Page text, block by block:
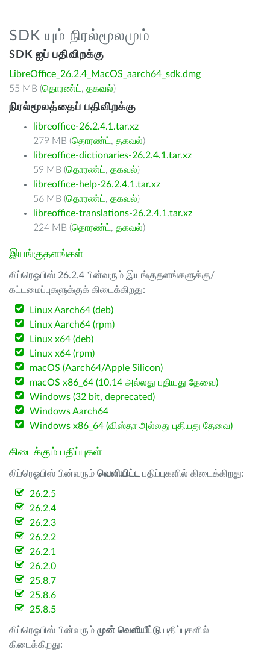
SDK யும் நிரல்மூலமும்
SDK ஐப் பதிவிறக்கு
LibreOffice_26.2.4_MacOS_aarch64_sdk.dmg
55 MB (தொரண்ட் , தகவல்)
நிரல்மூலத்தைப் பதிவிறக்கு
libreoffice-26.2.4.1.tar.xz
279 MB (தொரண்ட் , தகவல்)
libreoffice-dictionaries-26.2.4.1.tar.xz
59 MB (தொரண்ட் , தகவல்)
libreoffice-help-26.2.4.1.tar.xz
56 MB (தொரண்ட் , தகவல்)
libreoffice-translations-26.2.4.1.tar.xz
224 MB (தொரண்ட் , தகவல்)
இயங்குதளங்கள்
லிப்ரெஓபிஸ் 26.2.4 பின்வரும் இயங்குதளங்களுக்கு/
கட்டமைப்புகளுக்குக் கிடைக்கிறது:
Linux Aarch64 (deb)
Linux Aarch64 (rpm)
Linux x64 (deb)
Linux x64 (rpm)
macOS (Aarch64/Apple Silicon)
macOS x86_64 (10.14 அல்லது புதியது தேவை)
Windows (32 bit, deprecated)
Windows Aarch64
Windows x86_64 (விஸ்தா அல்லது புதியது தேவை)
கிடைக்கும் பதிப்புகள்
லிப்ரெஓபிஸ் பின்வரும் வெளியிட்ட பதிப்புகளில் கிடைக்கிறது:
26.2.5
26.2.4
26.2.3
26.2.2
26.2.1
26.2.0
25.8.7
25.8.6
25.8.5
லிப்ரெஓபிஸ் பின்வரும் முன் வெளியீட்டு பதிப்புகளில்
கிடைக்கிறது: